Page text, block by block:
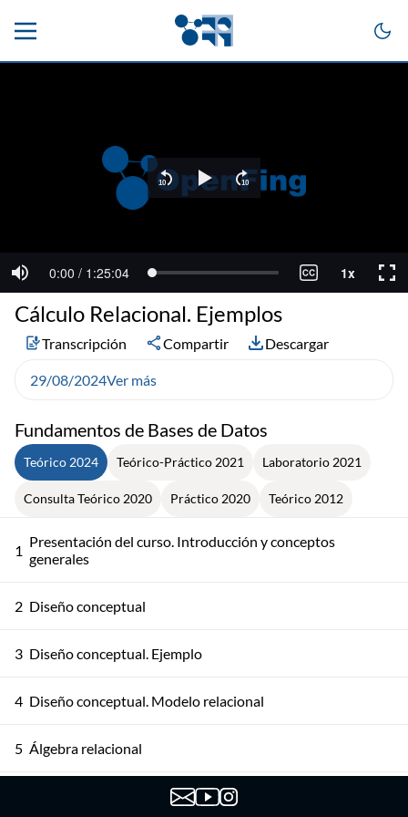
Fundamentos de Bases de Datos
Teórico 2024 Teórico-Práctico 2021 Laboratorio 2021
Consulta Teórico 2020 Práctico 2020 Teórico 2012
1 Presentación del curso. Introducción y conceptos
generales
2 Diseño conceptual
3 Diseño conceptual. Ejemplo
4 Diseño conceptual. Modelo relacional
5 Álgebra relacional
Álgebra relacional. Ejemplos
Cálculo Relacional. Ejemplos
Transcripción Compartir Descargar
29/08/2024Ver más